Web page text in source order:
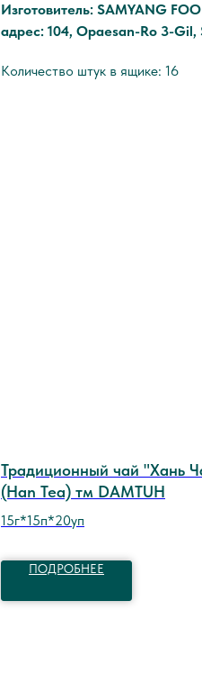
Изготовитель: SAMYANG
адрес: 104, Opaesan-Ro 3-
Количество штук в ящике: 16
Традиционный чай "Хань
(Han Tea) тм DAMTUH
15г*15п*20уп
ПОДРОБНЕЕ